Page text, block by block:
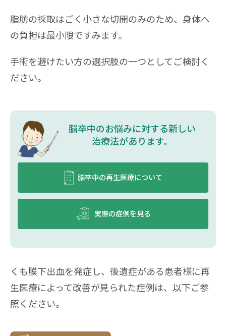
脂肪の採取はごく小さな切開のみのため、身体へ
の負担は最小限ですみます。
手術を避けたい方の選択肢の一つとしてご検討く
ださい。
脳卒中のお悩みに対する新しい
治療法があります。
脳卒中の再生医療について
実際の症例を見る
くも膜下出血を発症し、後遺症がある患者様に再
生医療によって改善が見られた症例は、以下ご参
照ください。